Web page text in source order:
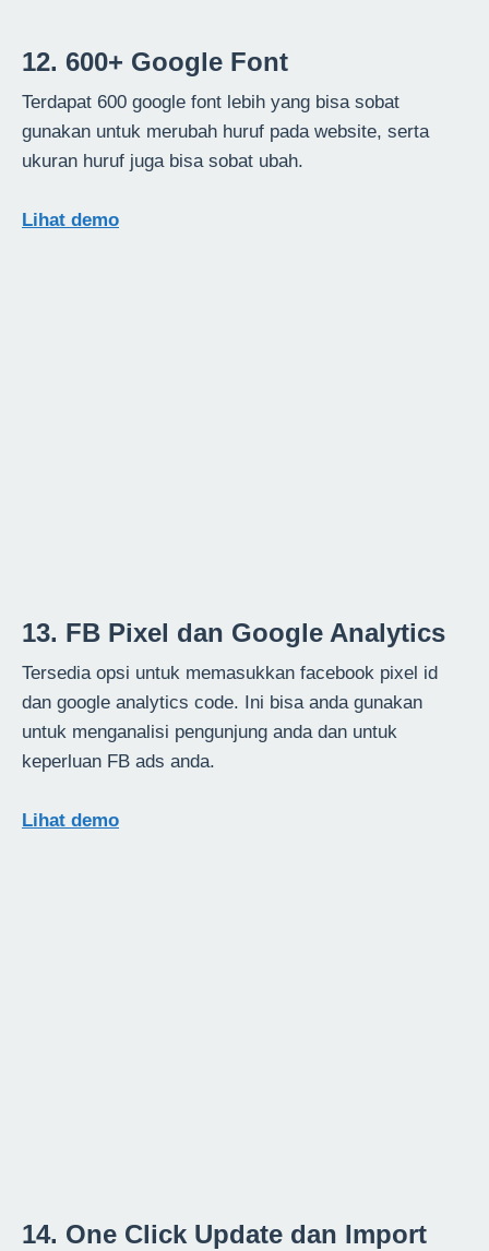
12. 600+ Google Font
Terdapat 600 google font lebih yang bisa sobat
gunakan untuk merubah huruf pada website, serta
ukuran huruf juga bisa sobat ubah.
Lihat demo
13. FB Pixel dan Google Analytics
Tersedia opsi untuk memasukkan facebook pixel id
dan google analytics code. Ini bisa anda gunakan
untuk menganalisi pengunjung anda dan untuk
keperluan FB ads anda.
Lihat demo
14. One Click Update dan Import